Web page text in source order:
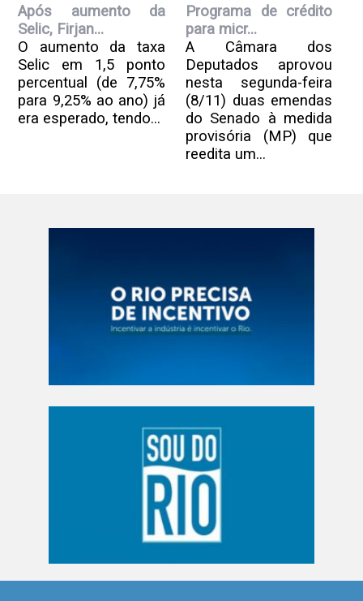
Após aumento da
Selic, Firjan...
O aumento da taxa
Selic em 1,5 ponto
percentual (de 7,75%
para 9,25% ao ano) já
era esperado, tendo...
Programa de crédito
para micr...
A Câmara dos
Deputados aprovou
nesta segunda-feira
(8/11) duas emendas
do Senado à medida
provisória (MP) que
reedita um...